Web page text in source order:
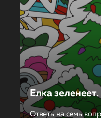
Елка зеленеет.
Ответь на семь